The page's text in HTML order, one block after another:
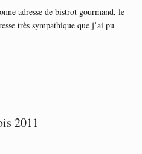
adresse de bistrot gourmand, le
très sympathique que j’ai pu
2011